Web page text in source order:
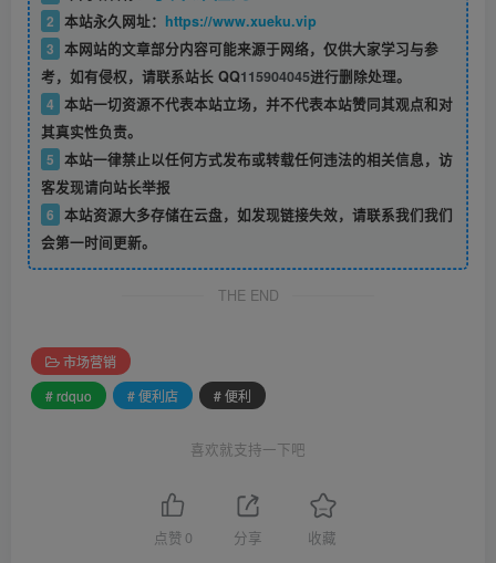
2 本站永久网址： https://www.xueku.vip
3 本网站的文章部分内容可能来源于网络，仅供大家学习与参
考，如有侵权，请联系站长 QQ115904045进行删除处理。
4 本站一切资源不代表本站立场，并不代表本站赞同其观点和对
其真实性负责。
5 本站一律禁止以任何方式发布或转载任何违法的相关信息，访
客发现请向站长举报
6 本站资源大多存储在云盘，如发现链接失效，请联系我们我们
会第一时间更新。
THE END
市场营销
# rdquo
# 便利店 # 便利
喜欢就支持一下吧
点赞 0 分享 收藏